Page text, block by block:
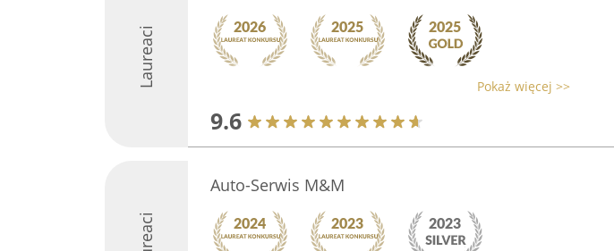
Laureaci Pokaż więcej >>
9.6
Auto-Serwis M&M